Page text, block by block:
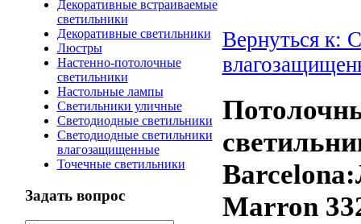
Декоративные встраиваемые
светильники
Декоративные светильники
Люстры
Настенно-потолочные
светильники
Настольные лампы
Светильники уличные
Светодиодные светильники
Светодиодные светильники
влагозащищенные
Точечные светильники
Задать вопрос
Вернуться к:
Marron